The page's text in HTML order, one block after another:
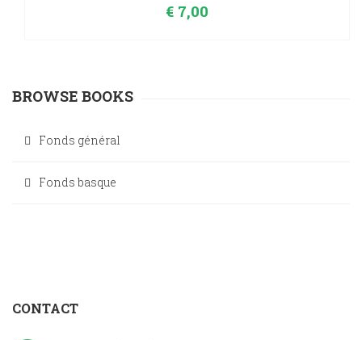
€ 7,00
BROWSE BOOKS
Fonds général
Fonds basque
CONTACT